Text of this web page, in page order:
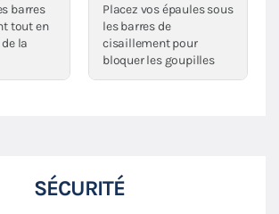
barres
tout en
la
Placez vos épaules sous
les barres de
cisaillement pour
bloquer les goupilles
SÉCURITÉ